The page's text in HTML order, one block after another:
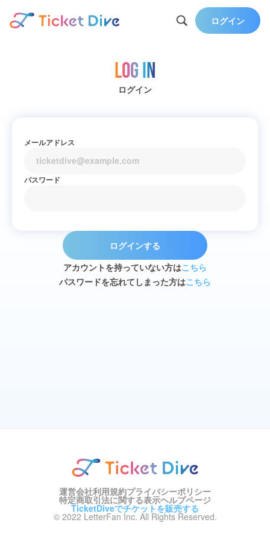
ログイン
Log in
ログイン
メールアドレス
パスワード
ログインする
アカウントを持っていない方はこちら
パスワードを忘れてしまった方はこちら
運営会社利用規約プライバシーポリシー
特定商取引法に関する表示ヘルプページ
TicketDiveでチケットを販売する
© 2022 LetterFan Inc. All Rights Reserved.